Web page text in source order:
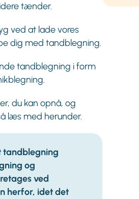
tænder.
ved at lade vores
dig med tandblegning.
tandblegning i form
du kan opnå, og
læs med herunder.
og
ved
herfor, idet det